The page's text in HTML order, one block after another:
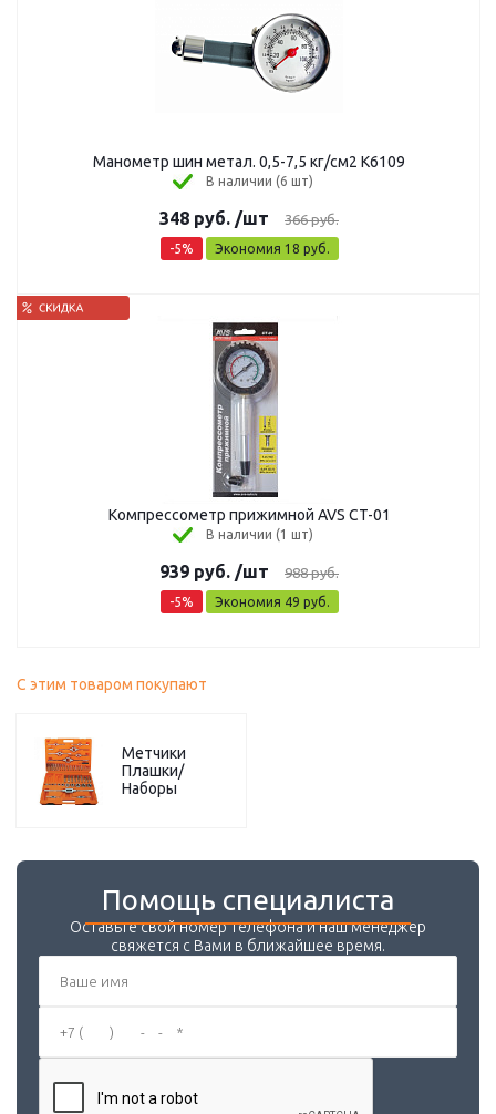
Манометр шин метал. 0,5-7,5 кг/см2 K6109
В наличии (6 шт)
348 руб. /шт 366руб.
-5% Экономия 18 руб.
Компрессометр прижимной AVS CT-01
В наличии (1 шт)
939 руб. /шт 988руб.
-5% Экономия 49 руб.
С этим товаром покупают
Метчики
Плашки/
Наборы
Помощь специалиста
Оставьте свой номер телефона и наш менеджер
свяжется с Вами в ближайшее время.